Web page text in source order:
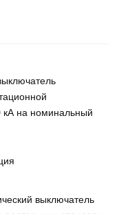
кА на номинальный
выключатель